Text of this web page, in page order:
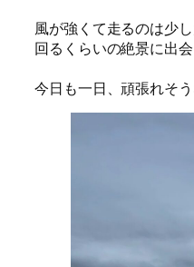
風が強くて走るのは少
回るくらいの絶景に出
今日も一日、頑張れそ